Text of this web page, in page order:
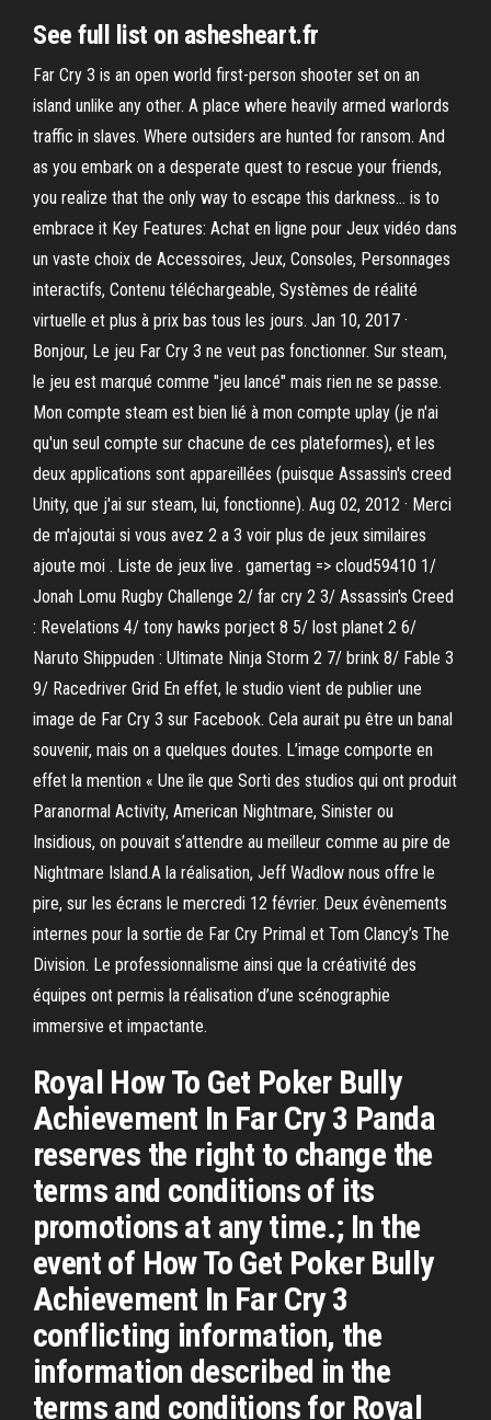
See full list on ashesheart.fr
Far Cry 3 is an open world first-person shooter set on an
island unlike any other. A place where heavily armed warlords
traffic in slaves. Where outsiders are hunted for ransom. And
as you embark on a desperate quest to rescue your friends,
you realize that the only way to escape this darkness… is to
embrace it Key Features: Achat en ligne pour Jeux vidéo dans
un vaste choix de Accessoires, Jeux, Consoles, Personnages
interactifs, Contenu téléchargeable, Systèmes de réalité
virtuelle et plus à prix bas tous les jours. Jan 10, 2017 ·
Bonjour, Le jeu Far Cry 3 ne veut pas fonctionner. Sur steam,
le jeu est marqué comme "jeu lancé" mais rien ne se passe.
Mon compte steam est bien lié à mon compte uplay (je n'ai
qu'un seul compte sur chacune de ces plateformes), et les
deux applications sont appareillées (puisque Assassin's creed
Unity, que j'ai sur steam, lui, fonctionne). Aug 02, 2012 · Merci
de m'ajoutai si vous avez 2 a 3 voir plus de jeux similaires
ajoute moi . Liste de jeux live . gamertag => cloud59410 1/
Jonah Lomu Rugby Challenge 2/ far cry 2 3/ Assassin's Creed
: Revelations 4/ tony hawks porject 8 5/ lost planet 2 6/
Naruto Shippuden : Ultimate Ninja Storm 2 7/ brink 8/ Fable 3
9/ Racedriver Grid En effet, le studio vient de publier une
image de Far Cry 3 sur Facebook. Cela aurait pu être un banal
souvenir, mais on a quelques doutes. L’image comporte en
effet la mention « Une île que Sorti des studios qui ont produit
Paranormal Activity, American Nightmare, Sinister ou
Insidious, on pouvait s’attendre au meilleur comme au pire de
Nightmare Island.A la réalisation, Jeff Wadlow nous offre le
pire, sur les écrans le mercredi 12 février. Deux évènements
internes pour la sortie de Far Cry Primal et Tom Clancy’s The
Division. Le professionnalisme ainsi que la créativité des
équipes ont permis la réalisation d’une scénographie
immersive et impactante.
Royal How To Get Poker Bully
Achievement In Far Cry 3 Panda
reserves the right to change the
terms and conditions of its
promotions at any time.; In the
event of How To Get Poker Bully
Achievement In Far Cry 3
conflicting information, the
information described in the
terms and conditions for Royal